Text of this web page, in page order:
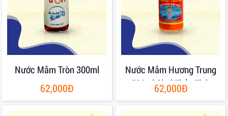
Nước Mắm Tròn 300ml
62,000Đ
Nước Mắm Hương Trung
500ml Chai Thủy Tinh
62,000Đ